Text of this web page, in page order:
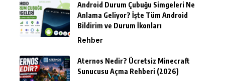
Android Durum Çubuğu Simgeleri Ne
Anlama Geliyor? İşte Tüm Android
Bildirim ve Durum İkonları
Rehber
Aternos Nedir? Ücretsiz Minecraft
Sunucusu Açma Rehberi (2026)